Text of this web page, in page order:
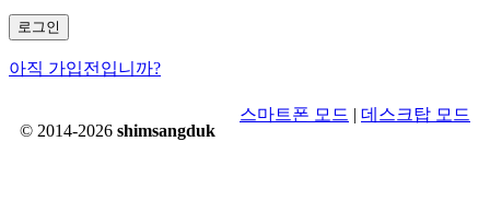
로그인
아직 가입전입니까?
© 2014-2026 shimsangduk
스마트폰 모드 | 데스크탑 모드